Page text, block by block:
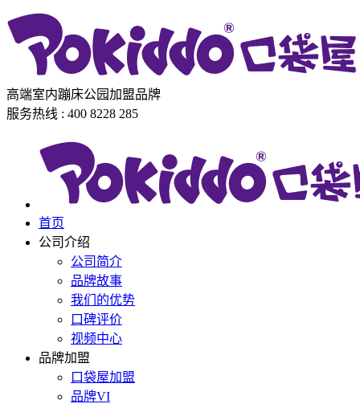
高端室内蹦床公园加盟品牌
服务热线 : 400 8228 285
首页
公司介绍
公司简介
品牌故事
我们的优势
口碑评价
视频中心
品牌加盟
口袋屋加盟
品牌VI